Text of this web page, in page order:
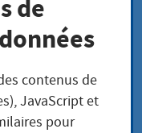
d'offres
Projekt in
Autorinnen
de
contenus de
JavaScript et
pour